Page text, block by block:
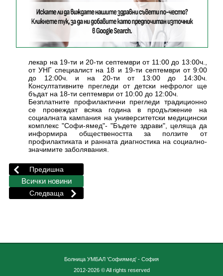
лекар на 19-ти и 20-ти септември от 11:00 до 13:00ч.,
от УНГ специалист на 18 и 19-ти септември от 9:00
до 12:00ч. и на 20-ти от 13:00 до 14:30ч.
Консултативните прегледи от детски нефролог ще
бъдат на 18-ти септември от 10:00 до 12:00ч.
Безплатните профилактични прегледи традиционно
се провеждат всяка година в продължение на
социалната кампания на университетски медицински
комплекс "Софи-ямед"- "Бъдете здрави", целяща да
информира обществеността за ползите от
профилактиката и ранната диагностика на социално-
значимите заболявания.
Болница УМБАЛ 'Софиямед' - София
2012-2026 © All rights reserved